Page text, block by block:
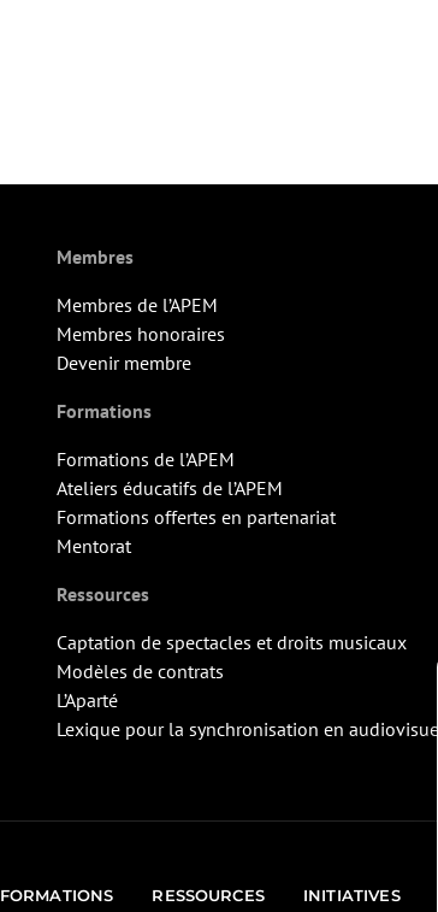
Membres
Membres de l’APEM
Membres honoraires
Devenir membre
Formations
Formations de l’APEM
Ateliers éducatifs de l’APEM
Formations offertes en partenariat
Mentorat
Ressources
Captation de spectacles et droits musicaux
Modèles de contrats
L’Aparté
Lexique pour la synchronisation en audiovisuel
FORMATIONS RESSOURCES INITIATIVES